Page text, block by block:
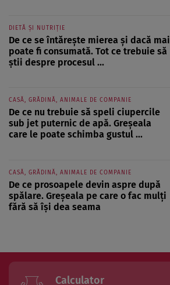
DIETĂ ȘI NUTRIȚIE
De ce se întărește mierea și dacă mai
poate fi consumată. Tot ce trebuie să
știi despre procesul ...
CASĂ, GRĂDINĂ, ANIMALE DE COMPANIE
De ce nu trebuie să speli ciupercile
sub jet puternic de apă. Greșeala
care le poate schimba gustul ...
CASĂ, GRĂDINĂ, ANIMALE DE COMPANIE
De ce prosoapele devin aspre după
spălare. Greșeala pe care o fac mulți
fără să își dea seama
Calculator